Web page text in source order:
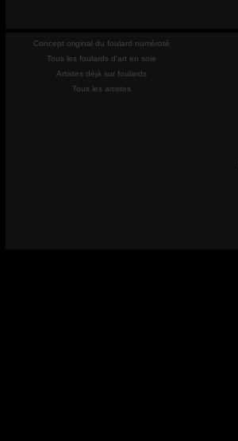
Concept original du foulard numéroté
Tous les foulards d'art en soie
Artistes déjà sur foulards
Tous les artistes